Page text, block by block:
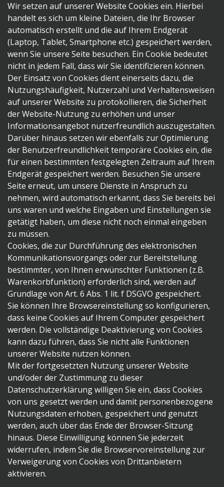
Wir setzen auf unserer Website Cookies ein. Hierbei
handelt es sich um kleine Dateien, die Ihr Browser
automatisch erstellt und die auf Ihrem Endgerät
(Laptop, Tablet, Smartphone etc.) gespeichert werden,
wenn Sie unsere Seite besuchen. Ein Cookie bedeutet
nicht in jedem Fall, dass wir Sie identifizieren können.
Der Einsatz von Cookies dient einerseits dazu, die
Nutzungshäufigkeit, Nutzerzahl und Verhaltensweisen
auf unserer Website zu protokollieren, die Sicherheit
der Website-Nutzung zu erhöhen und unser
Informationsangebot nutzerfreundlich auszugestalten.
Darüber hinaus setzen wir ebenfalls zur Optimierung
der Benutzerfreundlichkeit temporäre Cookies ein, die
für einen bestimmten festgelegten Zeitraum auf Ihrem
Endgerät gespeichert werden. Besuchen Sie unsere
Seite erneut, um unsere Dienste in Anspruch zu
nehmen, wird automatisch erkannt, dass Sie bereits bei
uns waren und welche Eingaben und Einstellungen sie
getätigt haben, um diese nicht noch einmal eingeben
zu müssen.
Cookies, die zur Durchführung des elektronischen
Kommunikationsvorgangs oder zur Bereitstellung
bestimmter, von Ihnen erwünschter Funktionen (z.B.
Warenkorbfunktion) erforderlich sind, werden auf
Grundlage von Art. 6 Abs. 1 lit. f DSGVO gespeichert.
Sie können Ihre Browsereinstellung so konfigurieren,
dass keine Cookies auf Ihrem Computer gespeichert
werden. Die vollständige Deaktivierung von Cookies
kann dazu führen, dass Sie nicht alle Funktionen
unserer Website nutzen können.
Mit der fortgesetzten Nutzung unserer Website
und/oder der Zustimmung zu dieser
Datenschutzerklärung willigen Sie ein, dass Cookies
von uns gesetzt werden und damit personenbezogene
Nutzungsdaten erhoben, gespeichert und genutzt
werden, auch über das Ende der Browser-Sitzung
hinaus. Diese Einwilligung können Sie jederzeit
widerrufen, indem Sie die Browservoreinstellung zur
Verweigerung von Cookies von Drittanbietern
aktivieren.